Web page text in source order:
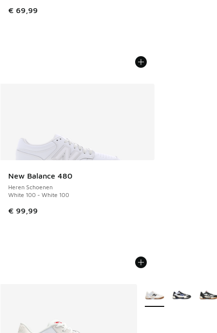
€ 69,99
New Balance 480
Heren Schoenen
White 100 - White 100
€ 99,99
Meer kleuren